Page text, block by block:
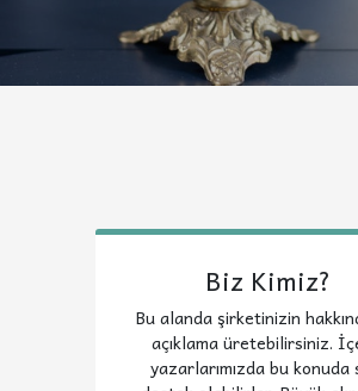
Biz Kimiz?
Bu alanda şirketinizin
açıklama üretebilirsiniz.
yazarlarımızda bu konuda